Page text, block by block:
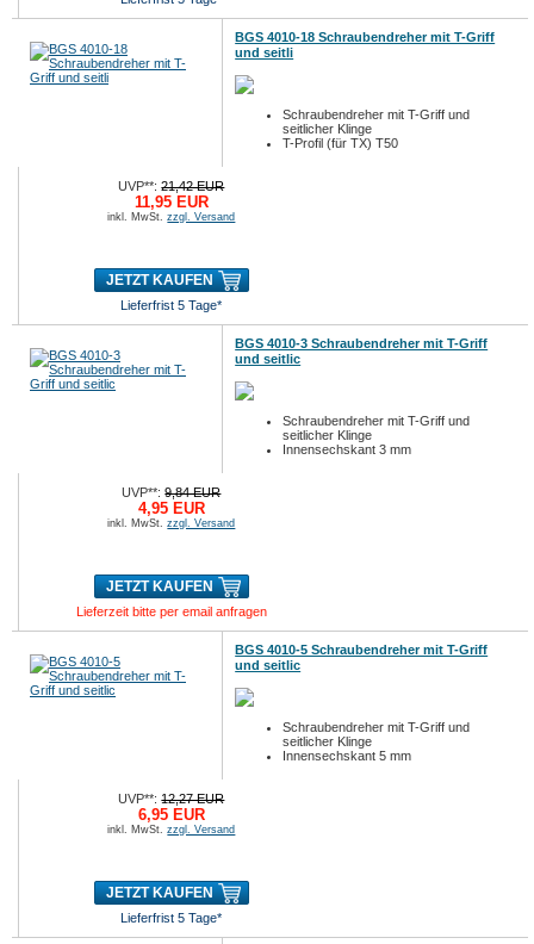
BGS 4010-18 Schraubendreher mit T-Griff
und seitli
Schraubendreher mit T-Griff und
seitlicher Klinge
T-Profil (für TX) T50
UVP**:21,42 EUR
11,95 EUR
inkl. MwSt.zzgl. Versand
JETZT KAUFEN
Lieferfrist 5 Tage*
BGS 4010-3 Schraubendreher mit T-Griff
und seitlic
Schraubendreher mit T-Griff und
seitlicher Klinge
Innensechskant 3 mm
UVP**:9,84 EUR
4,95 EUR
inkl. MwSt.zzgl. Versand
JETZT KAUFEN
Lieferzeit bitte per email anfragen
BGS 4010-5 Schraubendreher mit T-Griff
und seitlic
Schraubendreher mit T-Griff und
seitlicher Klinge
Innensechskant 5 mm
UVP**:12,27 EUR
6,95 EUR
inkl. MwSt.zzgl. Versand
JETZT KAUFEN
Lieferfrist 5 Tage*